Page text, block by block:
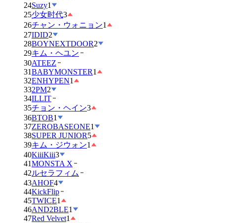
24Suzy1
25少女时代3
26チャン・ウォニョン1
27IDID2
28BOYNEXTDOOR2
29キム・ヘユン
30ATEEZ
31BABYMONSTER1
32ENHYPEN1
332PM2
34ILLIT
35チョン・ヘイン3
36BTOB1
37ZEROBASEONE1
38SUPER JUNIOR5
39キム・ジウォン1
40KiiiKiii3
41MONSTA X
42ルセラフィム
43AHOF4
44KickFlip
45TWICE1
46AND2BLE1
47Red Velvet1